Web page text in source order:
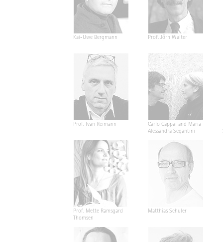
Kai-Uwe Bergmann Prof. Jörn Walter
Prof. Ivan Reimann
Carlo Cappai and Maria
Alessandra Segantini
Prof. Mette Ramsgard
Thomsen
Matthias Schuler